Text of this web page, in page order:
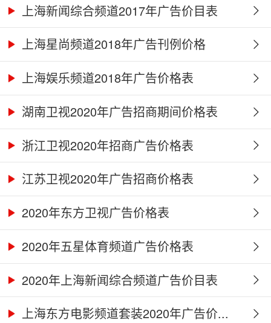
上海新闻综合频道2017年广告价目表
上海星尚频道2018年广告刊例价格
上海娱乐频道2018年广告价格表
湖南卫视2020年广告招商期间价格表
浙江卫视2020年招商广告价格表
江苏卫视2020年广告招商价格表
2020年东方卫视广告价格表
2020年五星体育频道广告价格表
2020年上海新闻综合频道广告价目表
上海东方电影频道套装2020年广告价...